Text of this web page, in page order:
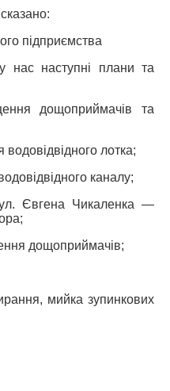
підприємства
нас наступні плани та
дощоприймачів та
лотка;
каналу;
Євгена Чикаленка —
дощоприймачів;
мийка зупинкових